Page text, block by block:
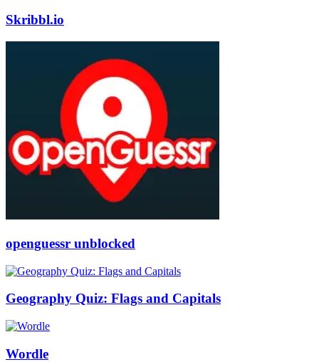
Skribbl.io
openguessr unblocked
Geography Quiz: Flags and Capitals
Wordle